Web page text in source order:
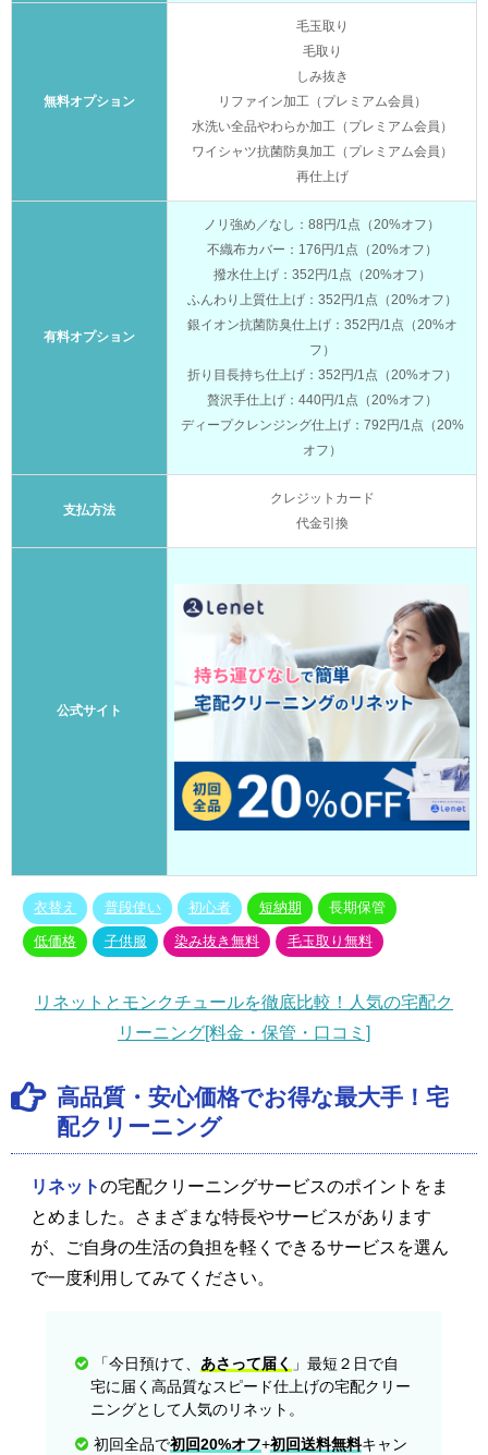
無料オプション
毛玉取り
毛取り
しみ抜き
リファイン加工（プレミアム会員）
水洗い全品やわらか加工（プレミアム会員）
ワイシャツ抗菌防臭加工（プレミアム会員）
再仕上げ
有料オプション
ノリ強め／なし：88円/1点（20%オフ）
不織布カバー：176円/1点（20%オフ）
撥水仕上げ：352円/1点（20%オフ）
ふんわり上質仕上げ：352円/1点（20%オフ）
銀イオン抗菌防臭仕上げ：352円/1点（20%オ
フ）
折り目長持ち仕上げ：352円/1点（20%オフ）
贅沢手仕上げ：440円/1点（20%オフ）
ディープクレンジング仕上げ：792円/1点（20%
オフ）
支払方法
クレジットカード
代金引換
公式サイト
衣替え 普段使い 初心者 短納期 長期保管
低価格 子供服 染み抜き無料 毛玉取り無料
リネットとモンクチュールを徹底比較！人気の宅配ク
リーニング[料金・保管・口コミ]
高品質・安心価格でお得な最大手！宅
配クリーニング
リネットの宅配クリーニングサービスのポイントをま
とめました。さまざまな特長やサービスがあります
が、ご自身の生活の負担を軽くできるサービスを選ん
で一度利用してみてください。
「今日預けて、 あさって届く 」最短２日で自
宅に届く高品質なスピード仕上げの宅配クリー
ニングとして人気のリネット。
初回全品で初回20%オフ+初回送料無料キャン